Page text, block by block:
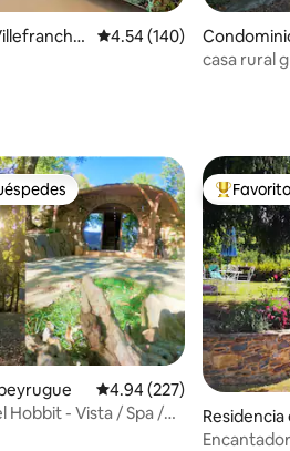
115 evaluacionesCalificación promedio:
4.54 (140)
casa rural
Calificación promedio:
4.94 (227)
Hobbit - Vista / Spa /
De los
e-